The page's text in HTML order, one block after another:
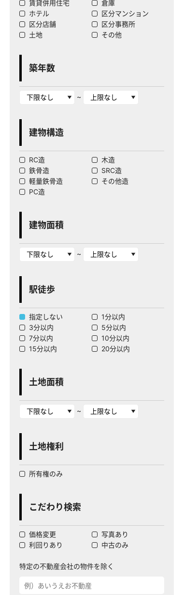
賃貸併用住宅
倉庫
ホテル
区分マンション
区分店舗
区分事務所
土地
その他
築年数
~
建物構造
RC造
木造
鉄骨造
SRC造
軽量鉄骨造
その他造
PC造
建物面積
~
駅徒歩
指定しない
1分以内
3分以内
5分以内
7分以内
10分以内
15分以内
20分以内
土地面積
~
土地権利
所有権のみ
こだわり検索
価格変更
写真あり
利回りあり
中古のみ
特定の不動産会社の物件を除く